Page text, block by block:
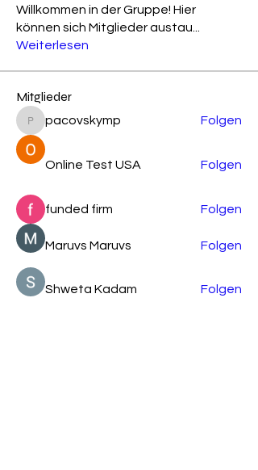
Willkommen in der Gruppe! Hier
können sich Mitglieder austau
Weiterlesen
Mitglieder
pacovskymp
pacovskymp Folgen
Online Test USA Folgen
funded firm Folgen
Maruvs Maruvs Folgen
Shweta Kadam Folgen